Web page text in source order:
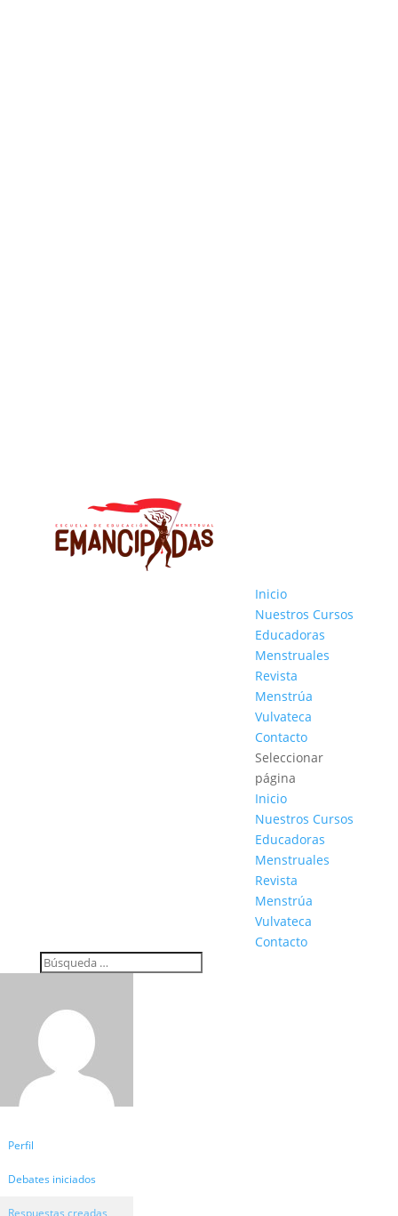
Inicio
Nuestros Cursos
Educadoras
Menstruales
Revista
Menstrúa
Vulvateca
Contacto
Seleccionar
página
Inicio
Nuestros Cursos
Educadoras
Menstruales
Revista
Menstrúa
Vulvateca
Contacto
Perfil
Debates iniciados
Respuestas creadas